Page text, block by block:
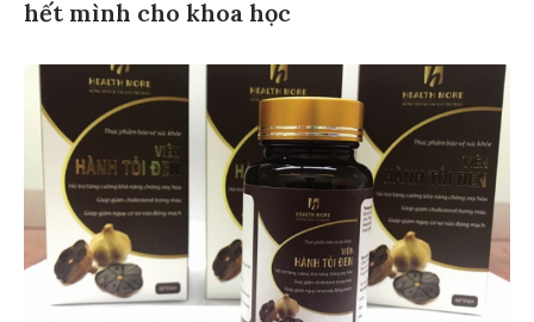
hết mình cho khoa học